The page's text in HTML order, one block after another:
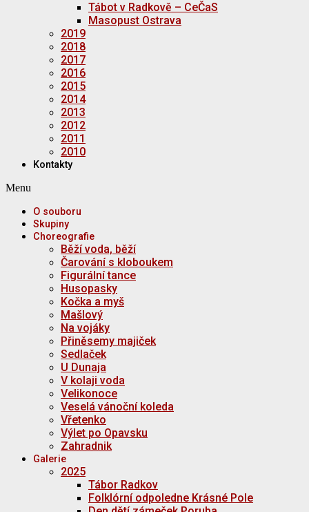
Tábot v Radkově – CeČaS
Masopust Ostrava
2019
2018
2017
2016
2015
2014
2013
2012
2011
2010
Kontakty
Menu
O souboru
Skupiny
Choreografie
Běží voda, běží
Čarování s kloboukem
Figurální tance
Husopasky
Kočka a myš
Mašlový
Na vojáky
Přiněsemy majiček
Sedlaček
U Dunaja
V kolaji voda
Velikonoce
Veselá vánoční koleda
Vřetenko
Výlet po Opavsku
Zahradnik
Galerie
2025
Tábor Radkov
Folklórní odpoledne Krásné Pole